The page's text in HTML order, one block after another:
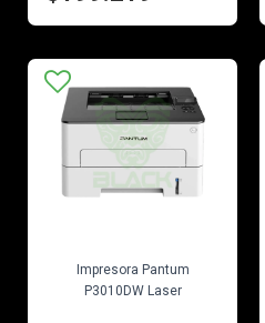
Impresora Pantum
P3010DW Laser